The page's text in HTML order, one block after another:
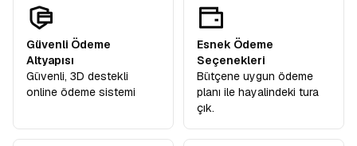
Güvenli Ödeme
Altyapısı
Güvenli, 3D destekli
online ödeme sistemi
Esnek Ödeme
Seçenekleri
Bütçene uygun ödeme
planı ile hayalindeki tura
çık.